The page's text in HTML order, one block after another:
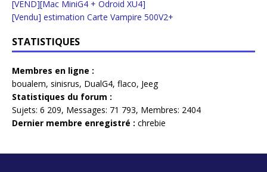
[VEND][Mac MiniG4 + Odroid XU4]
[Vendu] estimation Carte Vampire 500V2+
STATISTIQUES
Membres en ligne :
boualem, sinisrus, DualG4, flaco, Jeeg
Statistiques du forum :
Sujets: 6 209, Messages: 71 793, Membres: 2404
Dernier membre enregistré : chrebie